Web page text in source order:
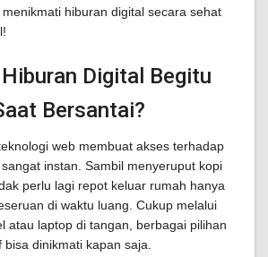
hiburan digital secara sehat
Digital Begitu
Bersantai?
web membuat akses terhadap
instan. Sambil menyeruput kopi
perlu lagi repot keluar rumah hanya
di waktu luang. Cukup melalui
atau laptop di tangan, berbagai pilihan
dinikmati kapan saja.